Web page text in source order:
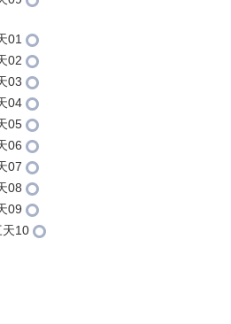
01
02
03
04
05
06
07
08
09
天10